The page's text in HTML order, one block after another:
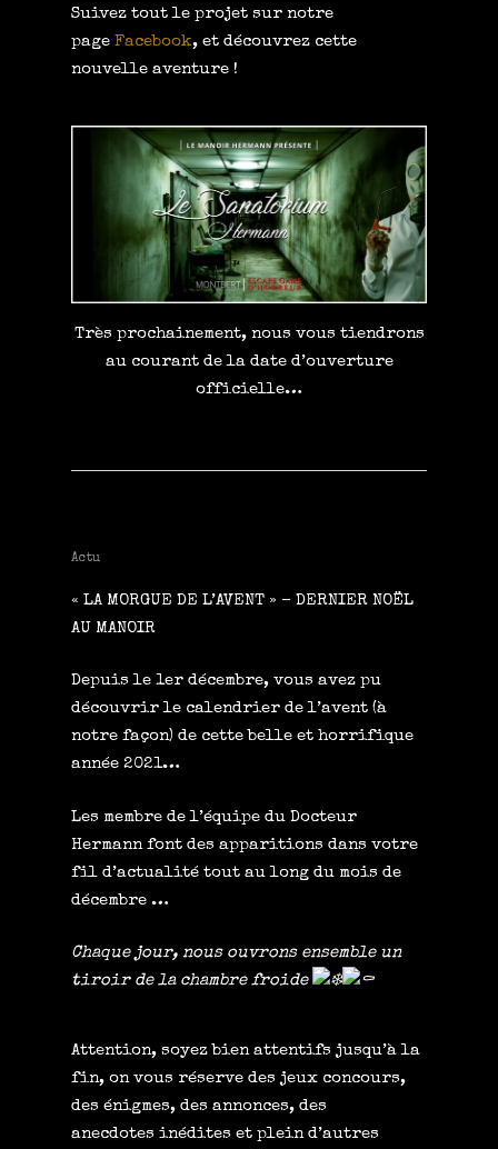
Suivez tout le projet sur notre
page Facebook, et découvrez cette
nouvelle aventure !
Très prochainement, nous vous tiendrons
au courant de la date d’ouverture
officielle…
Actu
« LA MORGUE DE L’AVENT » – DERNIER NOËL
AU MANOIR
Depuis le 1er décembre, vous avez pu
découvrir le calendrier de l’avent (à
notre façon) de cette belle et horrifique
année 2021…
Les membre de l’équipe du Docteur
Hermann font des apparitions dans votre
fil d’actualité tout au long du mois de
décembre …
Chaque jour, nous ouvrons ensemble un
tiroir de la chambre froide
Attention, soyez bien attentifs jusqu’à la
fin, on vous réserve des jeux concours,
des énigmes, des annonces, des
anecdotes inédites et plein d’autres